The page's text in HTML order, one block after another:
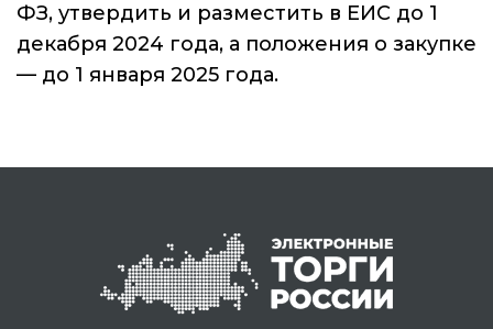
ФЗ, утвердить и разместить в ЕИС до 1
декабря 2024 года, а положения о закупке
— до 1 января 2025 года.